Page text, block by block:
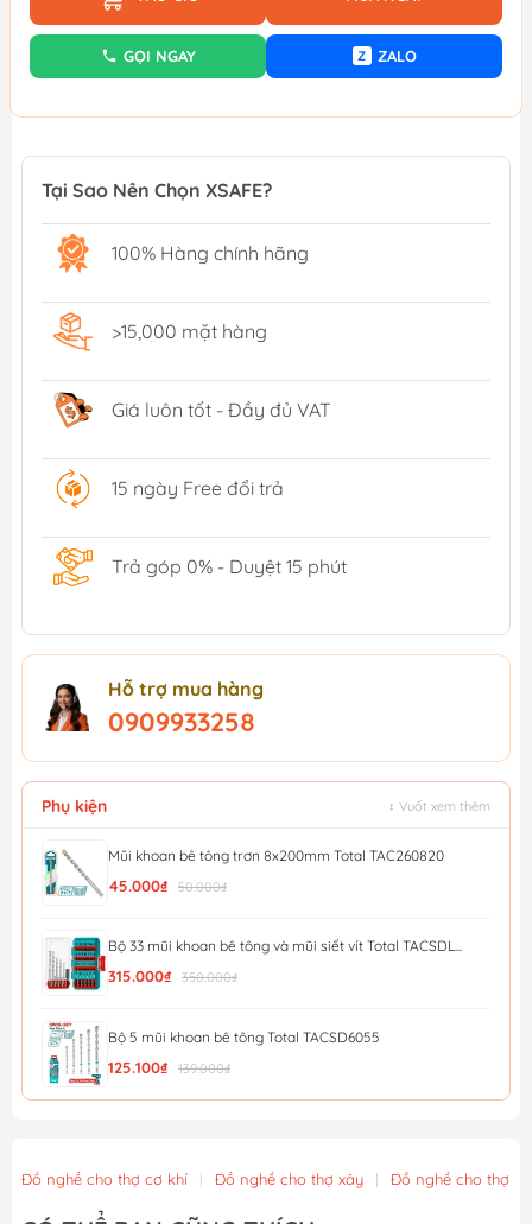
GỌI NGAY Z ZALO
Tại Sao Nên Chọn XSAFE?
100% Hàng chính hãng
>15,000 mặt hàng
Giá luôn tốt - Đầy đủ VAT
15 ngày Free đổi trả
Trả góp 0% - Duyệt 15 phút
Hỗ trợ mua hàng
0909933258
Phụ kiện ↕ Vuốt xem thêm
Mũi khoan bê tông trơn 8x200mm Total TAC260820
45.000₫ 50.000₫
Bộ 33 mũi khoan bê tông và mũi siết vít Total TACSDL...
315.000₫ 350.000₫
Bộ 5 mũi khoan bê tông Total TACSD6055
125.100₫ 139.000₫
Mũi khoan bê tông 10x120mm Total TAC280120
Đồ nghề cho thợ cơ khí | Đồ nghề cho thợ xây | Đồ nghề cho thợ